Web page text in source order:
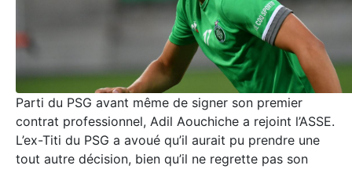
Parti du PSG avant même de signer son premier
contrat professionnel, Adil Aouchiche a rejoint l’ASSE.
L’ex-Titi du PSG a avoué qu’il aurait pu prendre une
tout autre décision, bien qu’il ne regrette pas son